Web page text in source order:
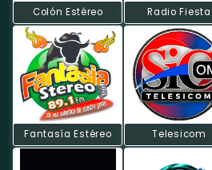
Colón Estéreo Radio Fiesta
Fantasía Estéreo Telesicom